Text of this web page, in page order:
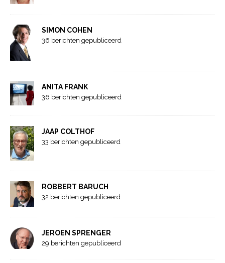
SIMON COHEN
36 berichten gepubliceerd
ANITA FRANK
36 berichten gepubliceerd
JAAP COLTHOF
33 berichten gepubliceerd
ROBBERT BARUCH
32 berichten gepubliceerd
JEROEN SPRENGER
29 berichten gepubliceerd